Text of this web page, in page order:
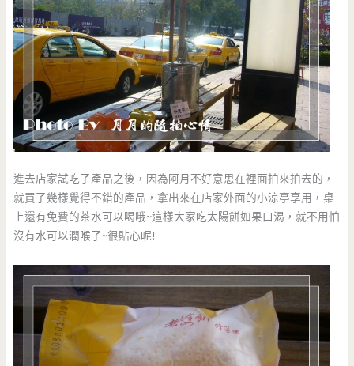
進去店家試吃了產品之後，因為阿月不好意思在裡面拍來拍去的，
就買了幾樣覺得不錯的產品，拿出來在店家外面的小涼亭享用，桌
上還有免費的茶水可以喝哦~這樣大家吃太陽餅如果口渴，就不用怕
沒有水可以潤喉了~很貼心呢!